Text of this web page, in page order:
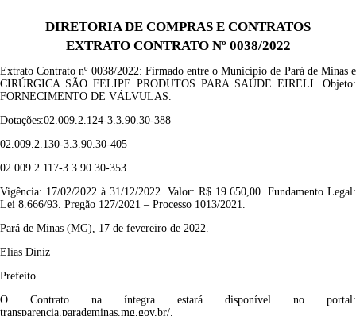
DIRETORIA DE COMPRAS E CONTRATOS
EXTRATO CONTRATO Nº 0038/2022
Extrato Contrato nº 0038/2022: Firmado entre o Município de Pará de Minas e
CIRÚRGICA SÃO FELIPE PRODUTOS PARA SAÚDE EIRELI. Objeto:
FORNECIMENTO DE VÁLVULAS.
Dotações:02.009.2.124-3.3.90.30-388
02.009.2.130-3.3.90.30-405
02.009.2.117-3.3.90.30-353
Vigência: 17/02/2022 à 31/12/2022. Valor: R$ 19.650,00. Fundamento Legal:
Lei 8.666/93. Pregão 127/2021 – Processo 1013/2021.
Pará de Minas (MG), 17 de fevereiro de 2022.
Elias Diniz
Prefeito
O Contrato na íntegra estará disponível no portal:
transparencia.parademinas.mg.gov.br/.